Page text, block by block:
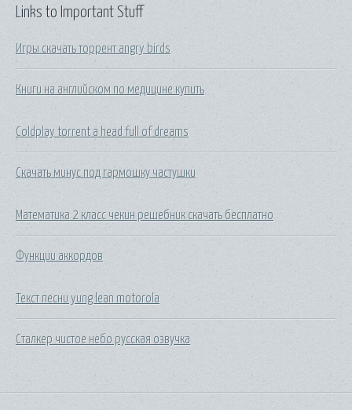
Links to Important Stuff
Игры скачать торрент angry birds
Книги на английском по медицине купить
Coldplay torrent a head full of dreams
Скачать минус под гармошку частушки
Математика 2 класс чекин решебник скачать бесплатно
Функции аккордов
Текст песни yung lean motorola
Сталкер чистое небо русская озвучка